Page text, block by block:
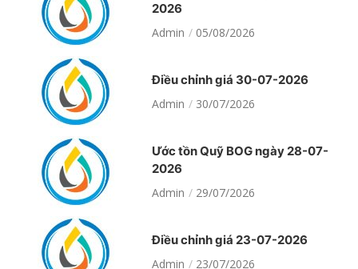
2026
Admin
05/08/2026
Điều chỉnh giá 30-07-2026
Admin
30/07/2026
Ước tồn Quỹ BOG ngày 28-07-
2026
Admin
29/07/2026
Điều chỉnh giá 23-07-2026
Admin
23/07/2026